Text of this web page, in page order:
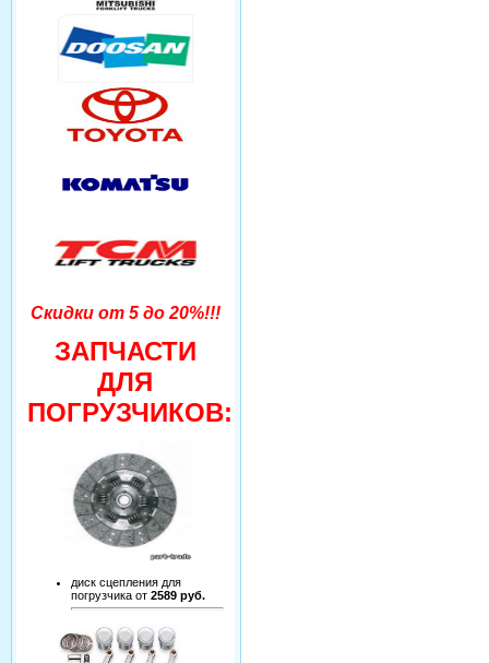
Скидки от 5 до 20%!!!
ЗАПЧАСТИ
ДЛЯ
ПОГРУЗЧИКОВ:
диск сцепления для
погрузчика от 2589 руб.